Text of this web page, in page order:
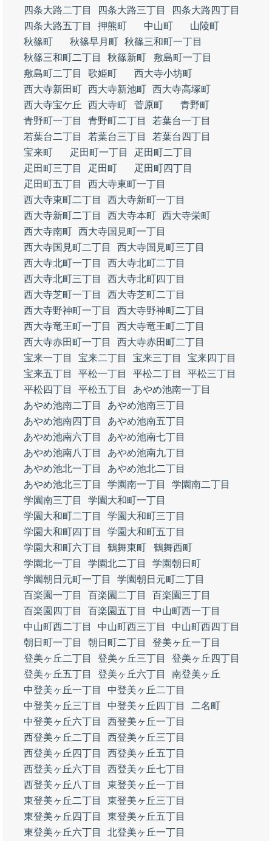
四条大路二丁目
四条大路三丁目
四条大路四丁目
四条大路五丁目
押熊町 中山町
山陵町
秋篠町
秋篠早月町 秋篠三和町一丁目
秋篠三和町二丁目
秋篠新町
敷島町一丁目
敷島町二丁目
歌姫町
西大寺小坊町
西大寺新田町 西大寺新池町 西大寺高塚町
西大寺宝ケ丘
西大寺町 菅原町
青野町
青野町一丁目
青野町二丁目
若葉台一丁目
若葉台二丁目
若葉台三丁目
若葉台四丁目
宝来町
疋田町一丁目
疋田町二丁目
疋田町三丁目
疋田町
疋田町四丁目
疋田町五丁目
西大寺東町一丁目
西大寺東町二丁目
西大寺新町一丁目
西大寺新町二丁目
西大寺本町 西大寺栄町
西大寺南町 西大寺国見町一丁目
西大寺国見町二丁目
西大寺国見町三丁目
西大寺北町一丁目
西大寺北町二丁目
西大寺北町三丁目
西大寺北町四丁目
西大寺芝町一丁目
西大寺芝町二丁目
西大寺野神町一丁目
西大寺野神町二丁目
西大寺竜王町一丁目
西大寺竜王町二丁目
西大寺赤田町一丁目
西大寺赤田町二丁目
宝来一丁目
宝来二丁目 宝来三丁目
宝来四丁目
宝来五丁目
平松一丁目 平松二丁目
平松三丁目
平松四丁目
平松五丁目
あやめ池南一丁目
あやめ池南二丁目
あやめ池南三丁目
あやめ池南四丁目
あやめ池南五丁目
あやめ池南六丁目
あやめ池南七丁目
あやめ池南八丁目
あやめ池南九丁目
あやめ池北一丁目
あやめ池北二丁目
あやめ池北三丁目
学園南一丁目
学園南二丁目
学園南三丁目
学園大和町一丁目
学園大和町二丁目
学園大和町三丁目
学園大和町四丁目
学園大和町五丁目
学園大和町六丁目
鶴舞東町
鶴舞西町
学園北一丁目
学園北二丁目
学園朝日町
学園朝日元町一丁目
学園朝日元町二丁目
百楽園一丁目
百楽園二丁目
百楽園三丁目
百楽園四丁目
百楽園五丁目
中山町西一丁目
中山町西二丁目
中山町西三丁目
中山町西四丁目
朝日町一丁目
朝日町二丁目
登美ヶ丘一丁目
登美ヶ丘二丁目
登美ヶ丘三丁目
登美ヶ丘四丁目
登美ヶ丘五丁目
登美ヶ丘六丁目
南登美ヶ丘
中登美ヶ丘一丁目
中登美ヶ丘二丁目
中登美ヶ丘三丁目
中登美ヶ丘四丁目
二名町
中登美ヶ丘六丁目
西登美ヶ丘一丁目
西登美ヶ丘二丁目
西登美ヶ丘三丁目
西登美ヶ丘四丁目
西登美ヶ丘五丁目
西登美ヶ丘六丁目
西登美ヶ丘七丁目
西登美ヶ丘八丁目
東登美ヶ丘一丁目
東登美ヶ丘二丁目
東登美ヶ丘三丁目
東登美ヶ丘四丁目
東登美ヶ丘五丁目
東登美ヶ丘六丁目
北登美ヶ丘一丁目